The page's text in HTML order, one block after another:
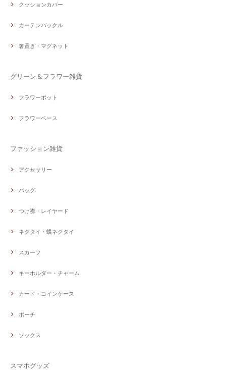
クッションカバー
カーテンバックル
箸置き・マグネット
グリーン＆フラワー雑貨
フラワーポット
フラワーベース
ファッション雑貨
アクセサリー
バッグ
つけ襟・レイヤード
ネクタイ・蝶ネクタイ
スカーフ
キーホルダー・チャーム
カード・コインケース
ポーチ
ソックス
スマホグッズ